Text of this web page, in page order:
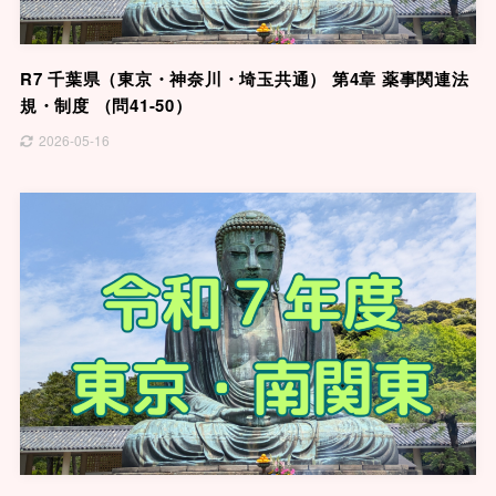
R7 千葉県（東京・神奈川・埼玉共通） 第4章 薬事関連法
規・制度 （問41-50）
2026-05-16